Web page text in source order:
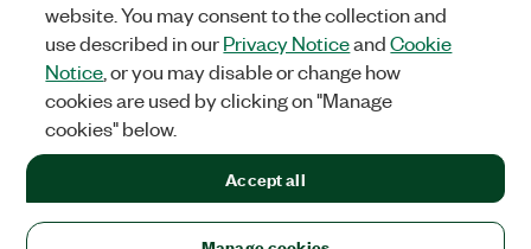
website. You may consent to the collection and
use described in ourPrivacy NoticeandCookie
Notice , or you may disable or change how
cookies are used by clicking on "Manage
cookies" below.
Accept all